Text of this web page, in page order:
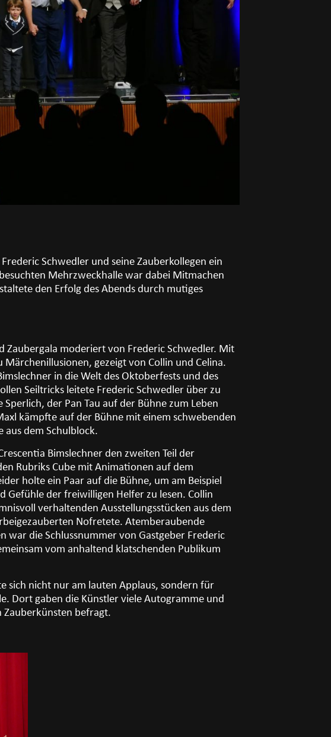
Schwedler und seine Zauberkollegen ein
Mehrzweckhalle war dabei Mitmachen
den Erfolg des Abends durch mutiges
Zaubergala moderiert von Frederic Schwedler. Mit
gezeigt von Collin und Celina.
in die Welt des Oktoberfests und des
Seiltricks leitete Frederic Schwedler über zu
der Pan Tau auf der Bühne zum Leben
kämpfte auf der Bühne mit einem schwebenden
aus dem Schulblock.
Bimslechner den zweiten Teil der
Rubriks Cube mit Animationen auf dem
holte ein Paar auf die Bühne, um am Beispiel
Gefühle der freiwilligen Helfer zu lesen. Collin
verhaltenden Ausstellungsstücken aus dem
Nofretete. Atemberaubende
war die Schlussnummer von Gastgeber Frederic
vom anhaltend klatschenden Publikum
sich nicht nur am lauten Applaus, sondern für
Dort gaben die Künstler viele Autogramme und
befragt.